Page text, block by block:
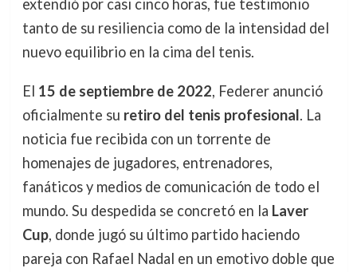
extendió por casi cinco horas, fue testimonio
tanto de su resiliencia como de la intensidad del
nuevo equilibrio en la cima del tenis.
El 15 de septiembre de 2022, Federer anunció
oficialmente su retiro del tenis profesional. La
noticia fue recibida con un torrente de
homenajes de jugadores, entrenadores,
fanáticos y medios de comunicación de todo el
mundo. Su despedida se concretó en la Laver
Cup, donde jugó su último partido haciendo
pareja con Rafael Nadal en un emotivo doble que